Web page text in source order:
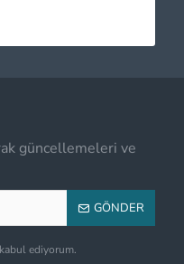
güncellemeleri ve
GÖNDER
ediyorum.